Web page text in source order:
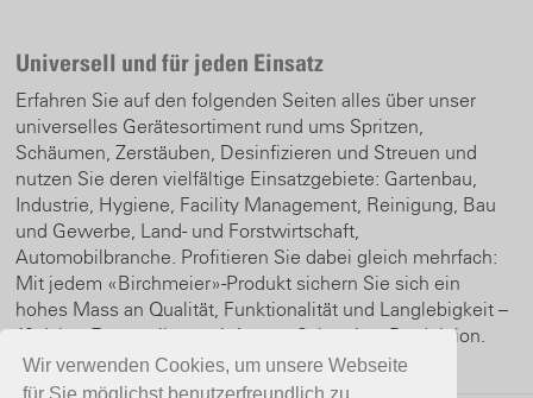
Wir verwenden Cookies, um unsere Webseite
Universell und für jeden Einsatz
Erfahren Sie auf den folgenden Seiten alles über unser
universelles Gerätesortiment rund ums Spritzen,
Schäumen, Zerstäuben, Desinfizieren und Streuen und
nutzen Sie deren vielfältige Einsatzgebiete: Gartenbau,
Industrie, Hygiene, Facility Management, Reinigung, Bau
und Gewerbe, Land- und Forstwirtschaft,
Automobilbranche. Profitieren Sie dabei gleich mehrfach:
Mit jedem «Birchmeier»-Produkt sichern Sie sich ein
hohes Mass an Qualität, Funktionalität und Langlebigkeit –
10 Jahre Ersatzteilgarantie! – aus Schweizer Produktion.